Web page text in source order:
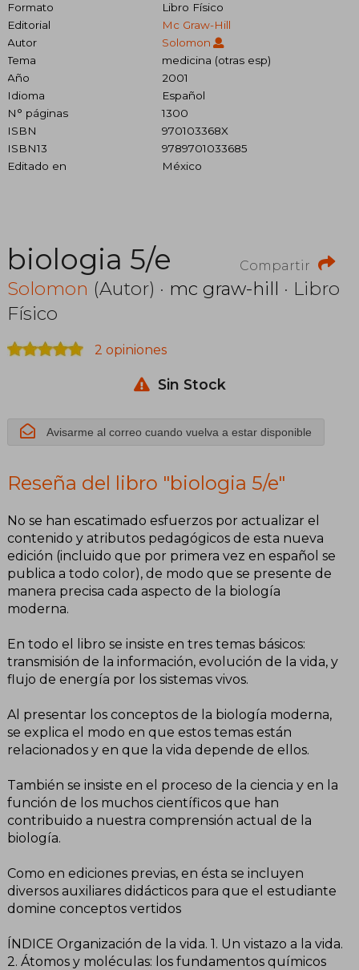
Formato
Libro Físico
Editorial
Mc Graw-Hill
Autor
Solomon
Tema
medicina (otras esp)
Año
2001
Idioma
Español
N° páginas
1300
ISBN
970103368X
ISBN13
9789701033685
Editado en
México
Compartir
biologia 5/e
Solomon (Autor) · mc graw-hill · Libro
Físico
2 opiniones
Sin Stock
Avisarme al correo cuando vuelva a estar disponible
Reseña del libro "biologia 5/e"
No se han escatimado esfuerzos por actualizar el
contenido y atributos pedagógicos de esta nueva
edición (incluido que por primera vez en español se
publica a todo color), de modo que se presente de
manera precisa cada aspecto de la biología
moderna.
En todo el libro se insiste en tres temas básicos:
transmisión de la información, evolución de la vida, y
flujo de energía por los sistemas vivos.
Al presentar los conceptos de la biología moderna,
se explica el modo en que estos temas están
relacionados y en que la vida depende de ellos.
También se insiste en el proceso de la ciencia y en la
función de los muchos científicos que han
contribuido a nuestra comprensión actual de la
biología.
Como en ediciones previas, en ésta se incluyen
diversos auxiliares didácticos para que el estudiante
domine conceptos vertidos
ÍNDICE Organización de la vida. 1. Un vistazo a la vida.
2. Átomos y moléculas: los fundamentos químicos